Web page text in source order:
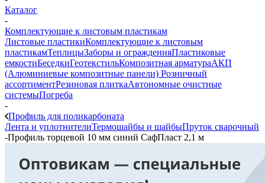
Каталог
-
Комплектующие к листовым пластикам
Листовые пластикиКомплектующие к листовым
пластикамТеплицыЗаборы и огражденияПластиковые
емкостиБеседкиГеотекстильКомпозитная арматураАКП
(Алюминиевые композитные панели) Розничный
ассортиментРезиновая плиткаАвтономные очистные
системыПогреба
-
Профиль для поликарбоната
Лента и уплотнителиТермошайбы и шайбыПруток сварочный
-Профиль торцевой 10 мм синий СафПласт 2,1 м